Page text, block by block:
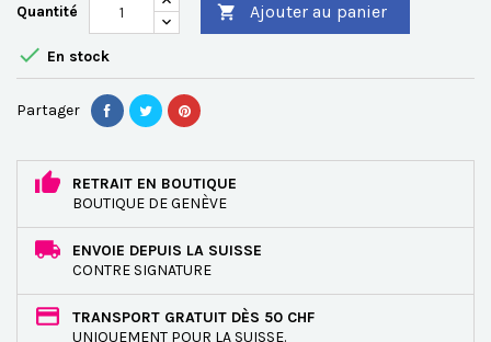
Quantité  Ajouter au panier
 En stock
Partager
RETRAIT EN BOUTIQUE
BOUTIQUE DE GENÈVE
ENVOIE DEPUIS LA SUISSE
CONTRE SIGNATURE
TRANSPORT GRATUIT DÈS 50 CHF
UNIQUEMENT POUR LA SUISSE.